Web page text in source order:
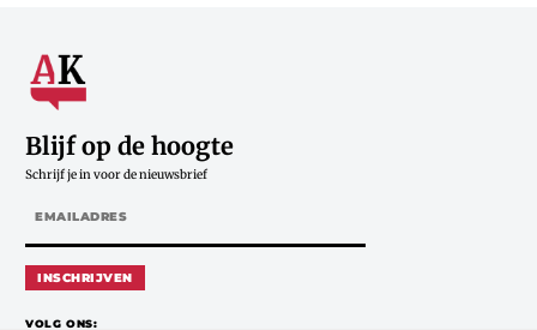
Blijf op de hoogte
Schrijf je in voor de nieuwsbrief
INSCHRIJVEN
VOLG ONS: